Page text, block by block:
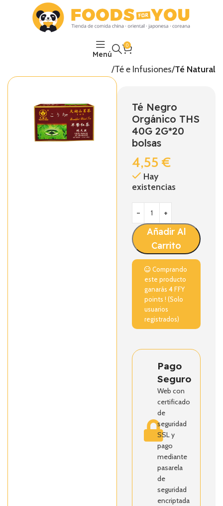
Menú
0
Té e Infusiones Té Natural
Té Negro
Orgánico THS
40G 2G*20
bolsas
4,55€
Hay
existencias
Añadir Al
Carrito
Comprando
este producto
ganarás4FFY
points ! (Solo
usuarios
registrados)
Pago
Seguro
Web con
certificado
de
seguridad
SSL y
pago
mediante
pasarela
de
seguridad
encriptada